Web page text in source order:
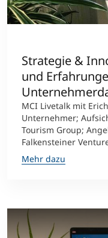
International
An über 300
Study
Micro Degrees
Micro Credentials
Masterclasses
Management-
Strategie &
und
MCI Livetalk mit
Unternehmer;
Tourism Group;
Falkensteiner
Mehr dazu